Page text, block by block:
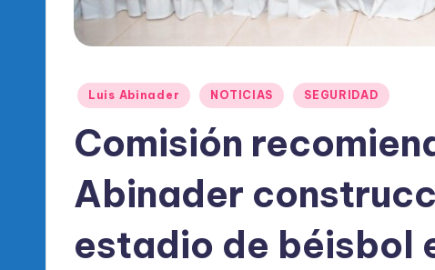
M
Publicado
Luis Abinader NOTICIAS SEGURIDAD
Comisión
Abinader
estadio de béisbol